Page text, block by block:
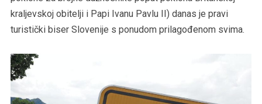
kraljevskoj obitelji i Papi Ivanu Pavlu II) danas je pravi
turistički biser Slovenije s ponudom prilagođenom svima.